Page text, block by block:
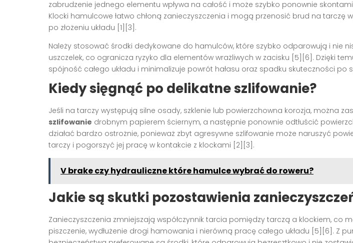
zabrudzenie jednego elementu wpływa na całość i może szybko ponownie
Klocki hamulcowe łatwo chłoną zanieczyszczenia i mogą przenosić brud na tarczę
po złożeniu układu [1][3].
Należy stosować środki dedykowane do hamulców, które szybko odparowują i nie
uszczelek, co ogranicza ryzyko dla elementów wrażliwych w zacisku [5][6]. Dzięki
spójność całego układu i minimalizuje powrót hałasu oraz spadku skuteczności po
Kiedy sięgnąć po delikatne szlifowanie?
Jeśli na tarczy występują silne osady, szklenie lub powierzchowna korozja, można
szlifowanie drobnym papierem ściernym, a następnie ponownie odtłuścić
działać bardzo ostrożnie, ponieważ zbyt agresywne szlifowanie może naruszyć
tarczy i pogorszyć jej pracę w kontakcie z klockami [2][3].
V brake czy hydrauliczne które hamulce wybrać do roweru?
Jakie są skutki pozostawienia
Zanieczyszczenia zmniejszają współczynnik tarcia pomiędzy tarczą a klockiem, co
piszczenie, wydłużenie drogi hamowania i nierówną pracę całego układu [5][6]. Z